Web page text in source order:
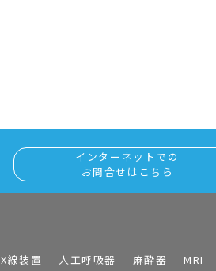
インターネットでの
お問合せはこちら
X線装置 人工呼吸器 麻酔器 MRI